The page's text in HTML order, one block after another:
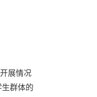
展情况
群体的